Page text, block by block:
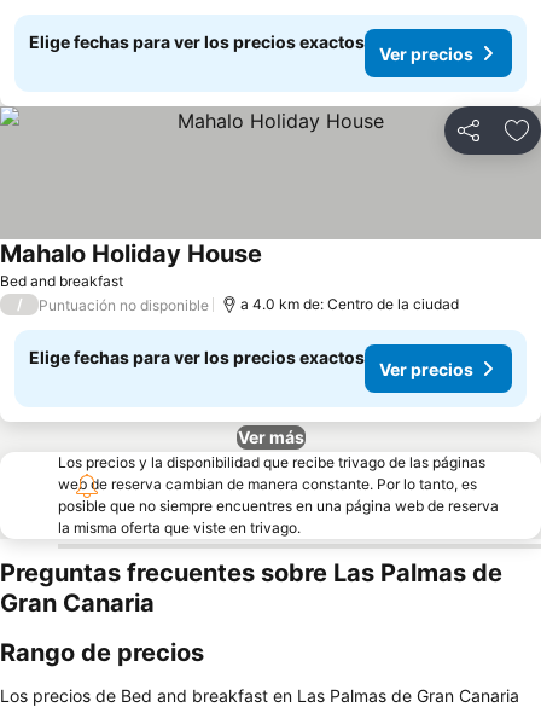
Elige fechas para ver los precios exactos
Ver precios
Compartir
Bed and breakfast
Mahalo Holiday House
/ Puntuación no disponible a 4.0 km de: Centro de la ciudad
Elige fechas para ver los precios exactos
Ver precios
Ver más
Los precios y la disponibilidad que recibe trivago de las páginas
web de reserva cambian de manera constante. Por lo tanto, es
posible que no siempre encuentres en una página web de reserva
la misma oferta que viste en trivago.
Preguntas frecuentes sobre Las Palmas de
Gran Canaria
Rango de precios
Los precios de Bed and breakfast en Las Palmas de Gran Canaria